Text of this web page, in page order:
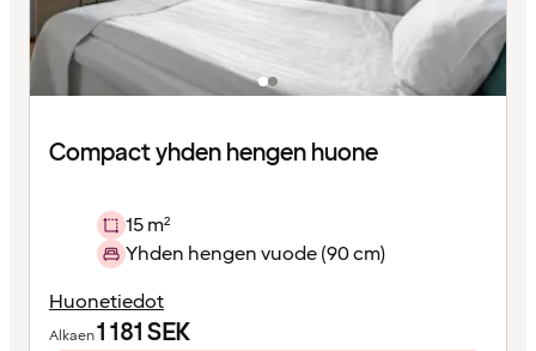
Compact yhden hengen huone
15 m²
Yhden hengen vuode (90 cm)
Huonetiedot
Alkaen1 181SEK